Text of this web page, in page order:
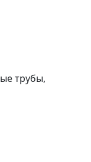
трубы,